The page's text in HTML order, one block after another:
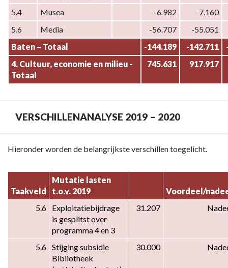
5.4 Musea -6.982
-7.160
5.6
Media -56.707
-55.051
Baten – Totaal
-144.189 -142.711
4. Cultuur, economie en milieu -
Totaal
745.631 917.917
VERSCHILLENANALYSE 2019 – 2020
Terug
navigatie
Programma
Hieronder worden de belangrijkste verschillen toegelicht.
Taakveld
Mutatie lasten
t.o.v. 2019
Voordeel/
5.6
Exploitatiebijdrage
is gesplitst over
programma 4 en 3
31.207
5.6 Stijging subsidie
Bibliotheek
30.000